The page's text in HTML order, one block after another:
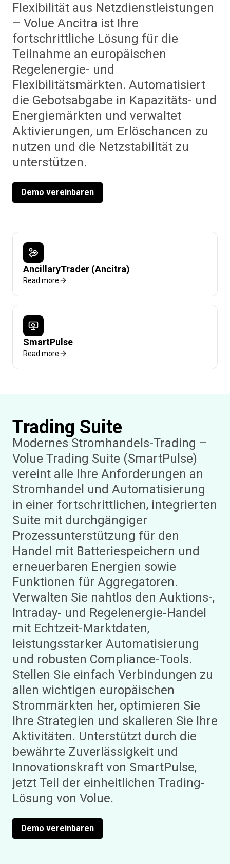
Flexibilität aus Netzdienstleistungen
– Volue Ancitra ist Ihre
fortschrittliche Lösung für die
Teilnahme an europäischen
Regelenergie- und
Flexibilitätsmärkten. Automatisiert
die Gebotsabgabe in Kapazitäts- und
Energiemärkten und verwaltet
Aktivierungen, um Erlöschancen zu
nutzen und die Netzstabilität zu
unterstützen.
Demo vereinbaren
AncillaryTrader (Ancitra)
Read more
SmartPulse
Read more
Trading Suite
Modernes Stromhandels-Trading –
Volue Trading Suite (SmartPulse)
vereint alle Ihre Anforderungen an
Stromhandel und Automatisierung
in einer fortschrittlichen, integrierten
Suite mit durchgängiger
Prozessunterstützung für den
Handel mit Batteriespeichern und
erneuerbaren Energien sowie
Funktionen für Aggregatoren.
Verwalten Sie nahtlos den Auktions-,
Intraday- und Regelenergie-Handel
mit Echtzeit-Marktdaten,
leistungsstarker Automatisierung
und robusten Compliance-Tools.
Stellen Sie einfach Verbindungen zu
allen wichtigen europäischen
Strommärkten her, optimieren Sie
Ihre Strategien und skalieren Sie Ihre
Aktivitäten. Unterstützt durch die
bewährte Zuverlässigkeit und
Innovationskraft von SmartPulse,
jetzt Teil der einheitlichen Trading-
Lösung von Volue.
Demo vereinbaren